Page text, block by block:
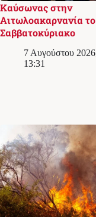
Καύσωνας στην
Αιτωλοακαρνανία το
Σαββατοκύριακο
7 Αυγούστου
13:31